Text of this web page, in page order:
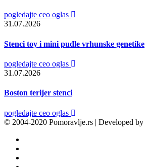
pogledajte ceo oglas
31.07.2026
Stenci toy i mini pudle vrhunske genetike
pogledajte ceo oglas
31.07.2026
Boston terijer stenci
pogledajte ceo oglas
© 2004-2020 Pomoravlje.rs | Developed by